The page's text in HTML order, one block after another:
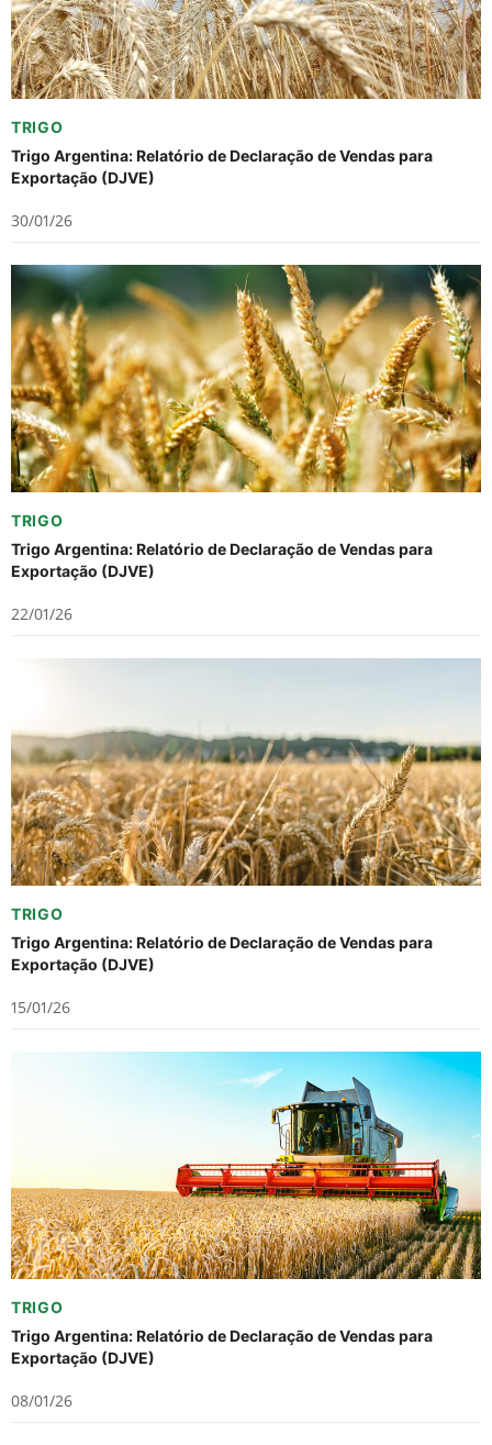
TRIGO
Trigo Argentina: Relatório de Declaração de Vendas para
Exportação (DJVE)
30/01/26
TRIGO
Trigo Argentina: Relatório de Declaração de Vendas para
Exportação (DJVE)
22/01/26
TRIGO
Trigo Argentina: Relatório de Declaração de Vendas para
Exportação (DJVE)
15/01/26
TRIGO
Trigo Argentina: Relatório de Declaração de Vendas para
Exportação (DJVE)
08/01/26